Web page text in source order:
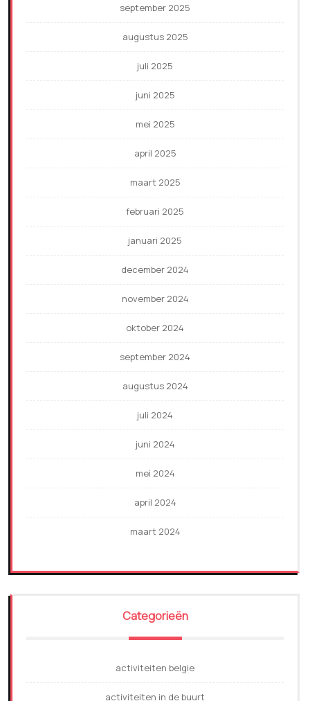
september 2025
augustus 2025
juli 2025
juni 2025
mei 2025
april 2025
maart 2025
februari 2025
januari 2025
december 2024
november 2024
oktober 2024
september 2024
augustus 2024
juli 2024
juni 2024
mei 2024
april 2024
maart 2024
Categorieën
activiteiten belgie
activiteiten in de buurt